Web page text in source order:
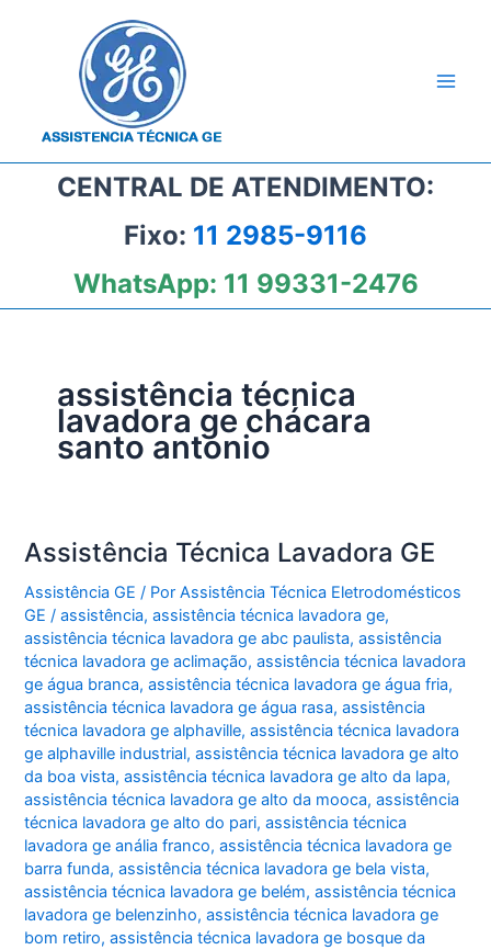
CENTRAL DE ATENDIMENTO:
Fixo: 11 2985-9116
WhatsApp: 11 99331-2476
assistência técnica
lavadora ge chácara
santo antonio
Assistência Técnica Lavadora GE
Assistência GE / PorAssistência Técnica Eletrodomésticos
GE/assistência,assistência técnica lavadora ge,
assistência técnica lavadora ge abc paulista,assistência
técnica lavadora ge aclimação,assistência técnica lavadora
ge água branca,assistência técnica lavadora ge água fria,
assistência técnica lavadora ge água rasa,assistência
técnica lavadora ge alphaville,assistência técnica lavadora
ge alphaville industrial,assistência técnica lavadora ge alto
da boa vista,assistência técnica lavadora ge alto da lapa,
assistência técnica lavadora ge alto da mooca,assistência
técnica lavadora ge alto do pari,assistência técnica
lavadora ge anália franco,assistência técnica lavadora ge
barra funda,assistência técnica lavadora ge bela vista,
assistência técnica lavadora ge belém,assistência técnica
lavadora ge belenzinho,assistência técnica lavadora ge
bom retiro,assistência técnica lavadora ge bosque da